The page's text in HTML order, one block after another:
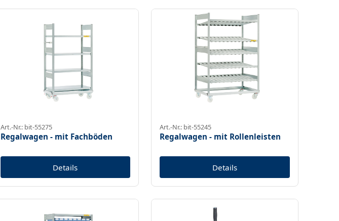
Art.-Nr.: bit-55275
Regalwagen - mit Fachböden
Details
Art.-Nr.: bit-55245
Regalwagen - mit Rollenleisten
Details